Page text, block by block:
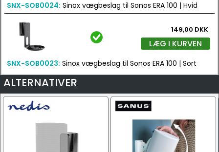
SNX-SOB0024: Sinox vægbeslag til Sonos ERA 100 | Hvid
149,00 DKK
LÆG I KURVEN
SNX-SOB0023: Sinox vægbeslag til Sonos ERA 100 | Sort
ALTERNATIVER